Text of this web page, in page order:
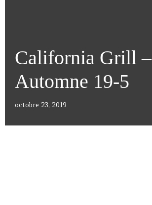
California Grill –
Automne 19-5
octobre 23, 2019